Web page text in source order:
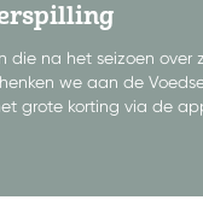
die na het seizoen over
we aan de
grote korting via de